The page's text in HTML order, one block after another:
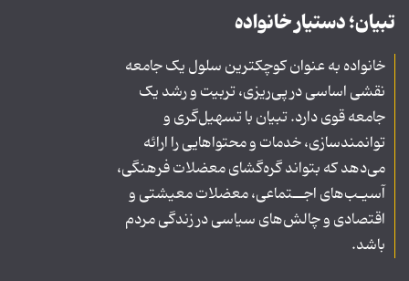
تبیان؛ دستیار خانواده
خانواده به عنوان کوچکترین سلول یک جامعه
نقشی اساسی در پی‌ریزی، تربیت و رشد یک
جامعه قوی دارد. تبیان با تسهیل‌گری و
توانمندسازی، خدمات و محتواهایی را ارائه
می‌دهد که بتواند گره‌گشای معضلات فرهنگی،
آسیـب‌های اجــتماعی، معضلات معیشتی و
اقتصادی و چالش‌های سیاسی در زندگی مردم
باشد.